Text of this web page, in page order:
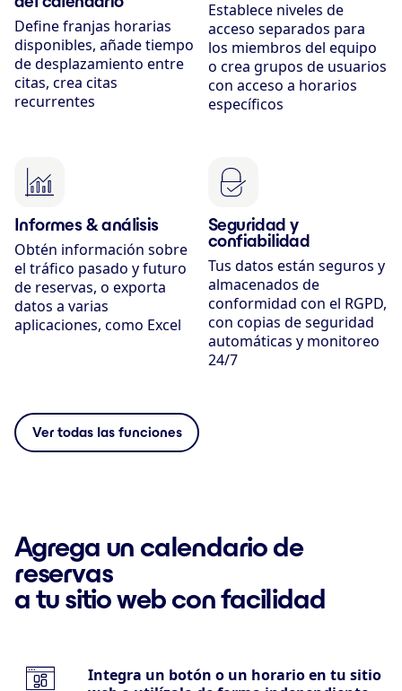
Define franjas horarias
disponibles, añade tiempo
de desplazamiento entre
citas, crea citas
recurrentes
Establece niveles de
acceso separados para
los miembros del equipo
o crea grupos de usuarios
con acceso a horarios
específicos
Informes & análisis
Obtén información sobre
el tráfico pasado y futuro
de reservas, o exporta
datos a varias
aplicaciones, como Excel
Seguridad y
confiabilidad
Tus datos están seguros y
almacenados de
conformidad con el RGPD,
con copias de seguridad
automáticas y monitoreo
24/7
Ver todas las funciones
Agrega un calendario de
reservas
a tu sitio web con facilidad
Integra un botón o un horario en tu sitio